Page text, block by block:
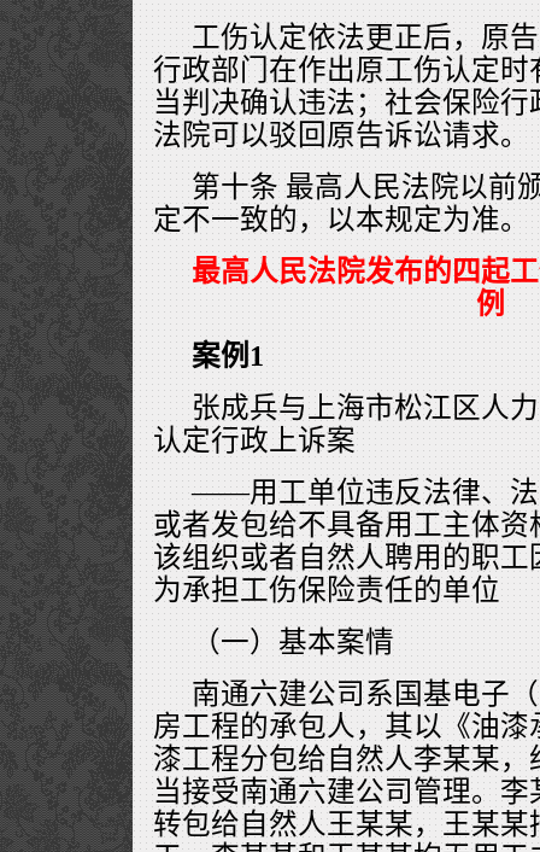
工伤认定依法更正后，原
行政部门在作出原工伤认定
当判决确认违法；社会保险
法院可以驳回原告诉讼请求。
第十条 最高人民法院以前
定不一致的，以本规定为准。
最高人民法院发布的四起
例
案例1
张成兵与上海市松江区人
认定行政上诉案
——用工单位违反法律、法
或者发包给不具备用工主体
该组织或者自然人聘用的职
为承担工伤保险责任的单位
（一）基本案情
南通六建公司系国基电子
房工程的承包人，其以《油
漆工程分包给自然人李某某
当接受南通六建公司管理。
转包给自然人王某某，王某